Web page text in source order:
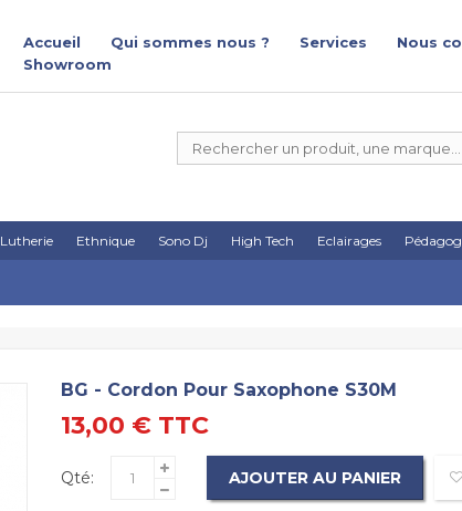
Accueil Qui sommes nous ? Services
Nous
Showroom
Lutherie Ethnique Sono Dj High Tech Eclairages
BG - Cordon Pour Saxophone S30M
13,00 € TTC
Qté: AJOUTER AU PANIER